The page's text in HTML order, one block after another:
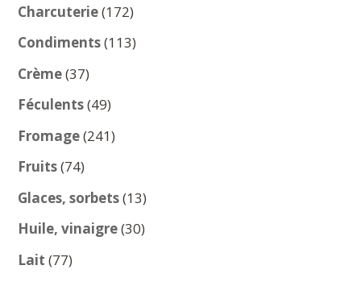
Charcuterie 172172
produits
Condiments 113113
Crème 3737
produits
Féculents 4949
produits
Fromage 241241
Fruits 7474
produits
Glaces, sorbets 1313
produits
Huile, vinaigre 3030
Lait 7777